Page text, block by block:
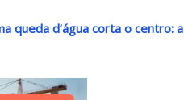
queda d’água corta o centro: a